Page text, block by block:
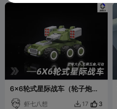
6x6轮式星际战车（轮子炮塔
可动，无需五金）
虾七八想  17 3